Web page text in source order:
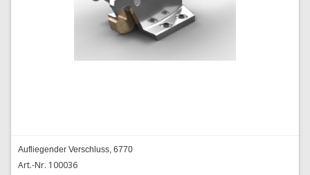
Aufliegender Verschluss, 6770
Art.-Nr. 100036